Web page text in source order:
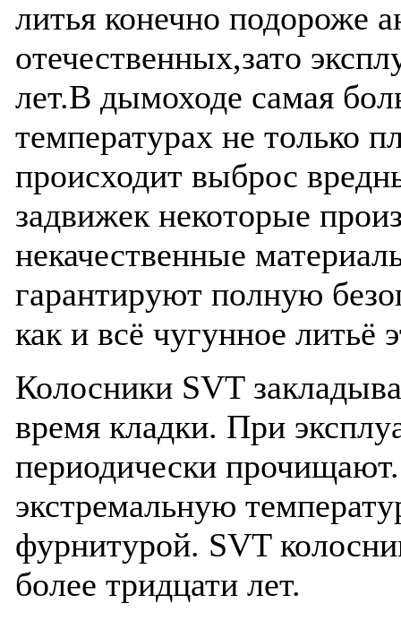
литья конечно подороже
отечественных,зато
лет.В дымоходе самая
температурах не только
происходит выброс
задвижек некоторые
некачественные
гарантируют полную
как и всё чугунное литьё
Колосники SVT
время кладки. При
периодически
экстремальную
фурнитурой. SVT
более тридцати лет.